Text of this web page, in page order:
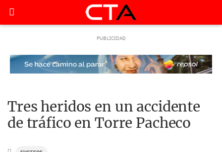
Tres heridos en un accidente
de tráfico en Torre Pacheco